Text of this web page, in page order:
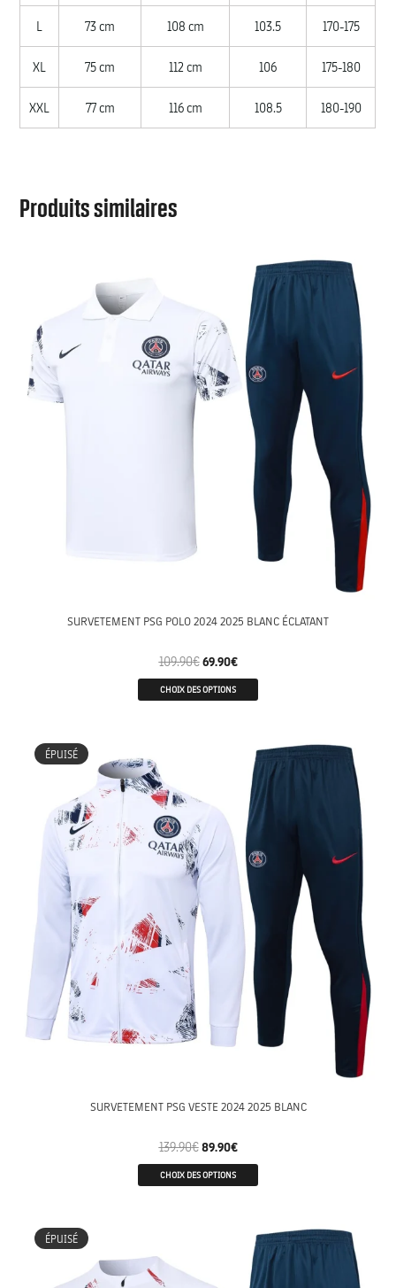
L 73 cm 108 cm 103.5 170-175
XL 75 cm 112 cm 106 175-180
XXL 77 cm 116 cm 108.5 180-190
Produits similaires
SURVETEMENT PSG POLO 2024 2025 BLANC ÉCLATANT
109.90€ 69.90€
CHOIX DES OPTIONS
ÉPUISÉ
SURVETEMENT PSG VESTE 2024 2025 BLANC
139.90€ 89.90€
CHOIX DES OPTIONS
ÉPUISÉ